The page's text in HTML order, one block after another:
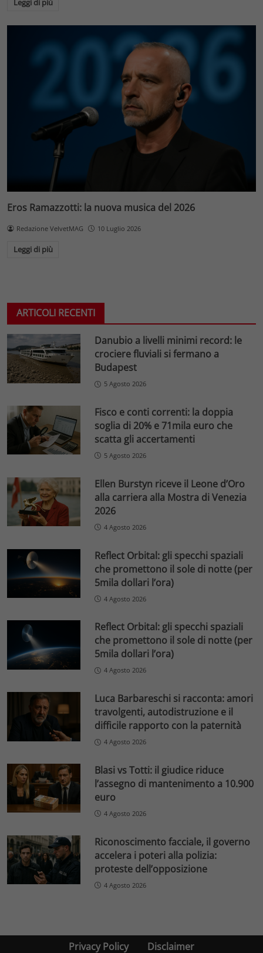
Leggi di più
Eros Ramazzotti: la nuova musica del 2026
Redazione VelvetMAG 10 Luglio 2026
Leggi di più
ARTICOLI RECENTI
Danubio a livelli minimi record: le
crociere fluviali si fermano a
Budapest
5 Agosto 2026
Fisco e conti correnti: la doppia
soglia di 20% e 71mila euro che
scatta gli accertamenti
5 Agosto 2026
Ellen Burstyn riceve il Leone d’Oro
alla carriera alla Mostra di Venezia
2026
4 Agosto 2026
Reflect Orbital: gli specchi spaziali
che promettono il sole di notte (per
5mila dollari l’ora)
4 Agosto 2026
Reflect Orbital: gli specchi spaziali
che promettono il sole di notte (per
5mila dollari l’ora)
4 Agosto 2026
Luca Barbareschi si racconta: amori
travolgenti, autodistruzione e il
difficile rapporto con la paternità
4 Agosto 2026
Blasi vs Totti: il giudice riduce
l’assegno di mantenimento a 10.900
euro
4 Agosto 2026
Riconoscimento facciale, il governo
accelera i poteri alla polizia:
proteste dell’opposizione
4 Agosto 2026
Privacy Policy Disclaimer